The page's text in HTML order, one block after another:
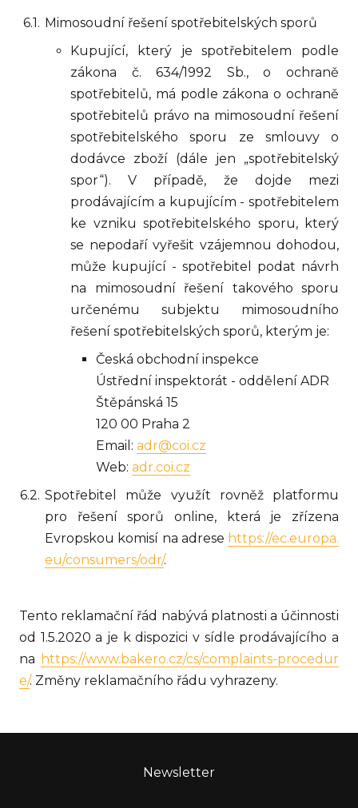
Mimosoudní řešení spotřebitelských sporů
Kupující, který je spotřebitelem podle
zákona č. 634/1992 Sb., o ochraně
spotřebitelů, má podle zákona o ochraně
spotřebitelů právo na mimosoudní řešení
spotřebitelského sporu ze smlouvy o
dodávce zboží (dále jen „spotřebitelský
spor“). V případě, že dojde mezi
prodávajícím a kupujícím - spotřebitelem
ke vzniku spotřebitelského sporu, který
se nepodaří vyřešit vzájemnou dohodou,
může kupující - spotřebitel podat návrh
na mimosoudní řešení takového sporu
určenému subjektu mimosoudního
řešení spotřebitelských sporů, kterým je:
Česká obchodní inspekce
Ústřední inspektorát - oddělení ADR
Štěpánská 15
120 00 Praha 2
Email: adr@coi.cz
Web: adr.coi.cz
Spotřebitel může využít rovněž platformu
pro řešení sporů online, která je zřízena
Evropskou komisí na adrese https://ec.europa.
eu/consumers/odr/.
Tento reklamační řád nabývá platnosti a účinnosti
od 1.5.2020 a je k dispozici v sídle prodávajícího a
na https://www.bakero.cz/cs/complaints-procedur
e/. Změny reklamačního řádu vyhrazeny.
Newsletter